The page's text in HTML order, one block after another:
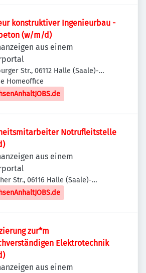
konstruktiver Ingenieurbau -
(w/m/d)
aus einem
Str., 06112 Halle (Saale)-
Ost, Deutschland
Homeoffice
Notrufleitstelle
aus einem
Str., 06116 Halle (Saale)-
Ost, Deutschland
zur*m
Elektrotechnik
aus einem